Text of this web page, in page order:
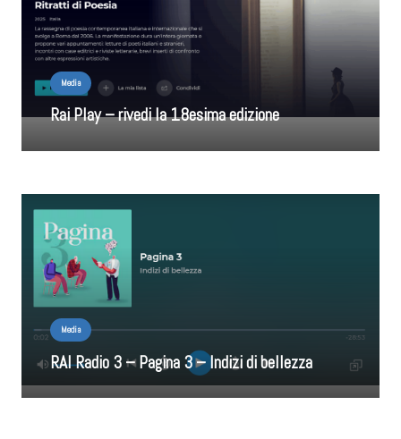
Media
Rai Play – rivedi la 18esima edizione
Media
RAI Radio 3 – Pagina 3 – Indizi di bellezza